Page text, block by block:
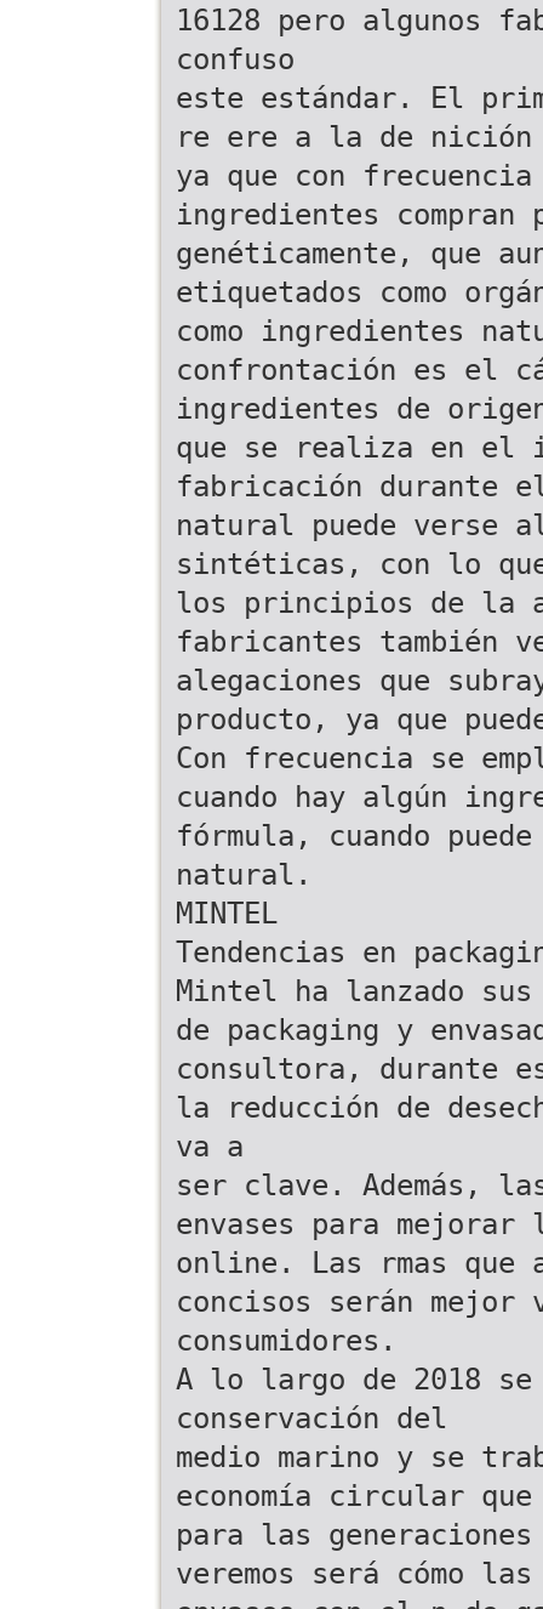
16128 pero algunos
confuso
este estándar. El
re ere a la de nición
ya que con
ingredientes compran
genéticamente, que
etiquetados como
como ingredientes
confrontación es el
ingredientes de
que se realiza en el
fabricación durante
natural puede verse
sintéticas, con lo
los principios de la
fabricantes también
alegaciones que
producto, ya que
Con frecuencia se
cuando hay algún
fórmula, cuando
natural.
MINTEL
Tendencias en
Mintel ha lanzado
de packaging y
consultora, durante
la reducción de
va a
ser clave. Además,
envases para mejorar
online. Las rmas que
concisos serán mejor
consumidores.
A lo largo de 2018 se
conservación del
medio marino y se
economía circular
para las
veremos será cómo